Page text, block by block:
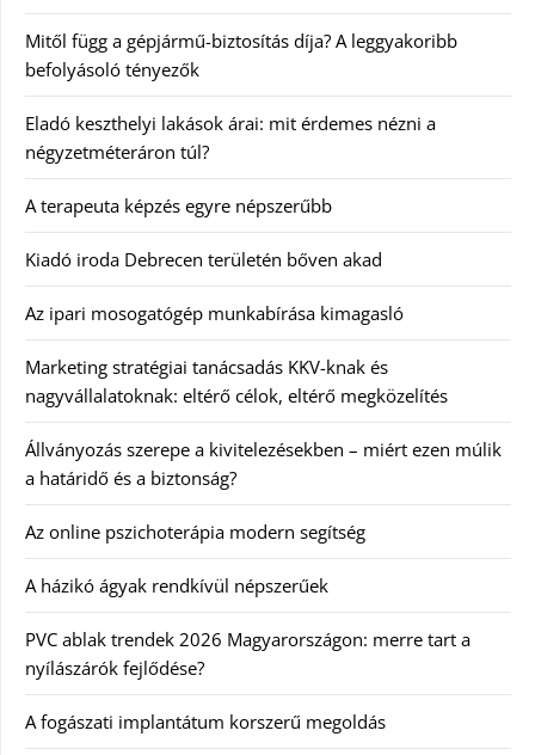
Mitől függ a gépjármű-biztosítás díja? A leggyakoribb
befolyásoló tényezők
Eladó keszthelyi lakások árai: mit érdemes nézni a
négyzetméteráron túl?
A terapeuta képzés egyre népszerűbb
Kiadó iroda Debrecen területén bőven akad
Az ipari mosogatógép munkabírása kimagasló
Marketing stratégiai tanácsadás KKV-knak és
nagyvállalatoknak: eltérő célok, eltérő megközelítés
Állványozás szerepe a kivitelezésekben – miért ezen múlik
a határidő és a biztonság?
Az online pszichoterápia modern segítség
A házikó ágyak rendkívül népszerűek
PVC ablak trendek 2026 Magyarországon: merre tart a
nyílászárók fejlődése?
A fogászati implantátum korszerű megoldás